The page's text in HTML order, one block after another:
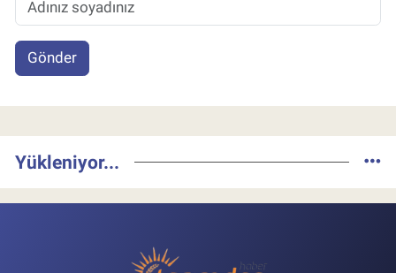
Gönder
Yükleniyor...